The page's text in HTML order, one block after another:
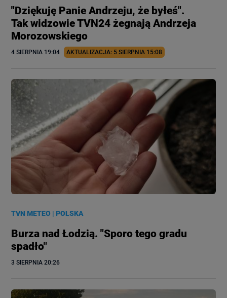
"Dziękuję Panie Andrzeju, że byłeś".
Tak widzowie TVN24 żegnają Andrzeja
Morozowskiego
4 SIERPNIA 19:04 AKTUALIZACJA: 5 SIERPNIA 15:08
TVN METEO |POLSKA
Burza nad Łodzią. "Sporo tego gradu
spadło"
3 SIERPNIA 20:26